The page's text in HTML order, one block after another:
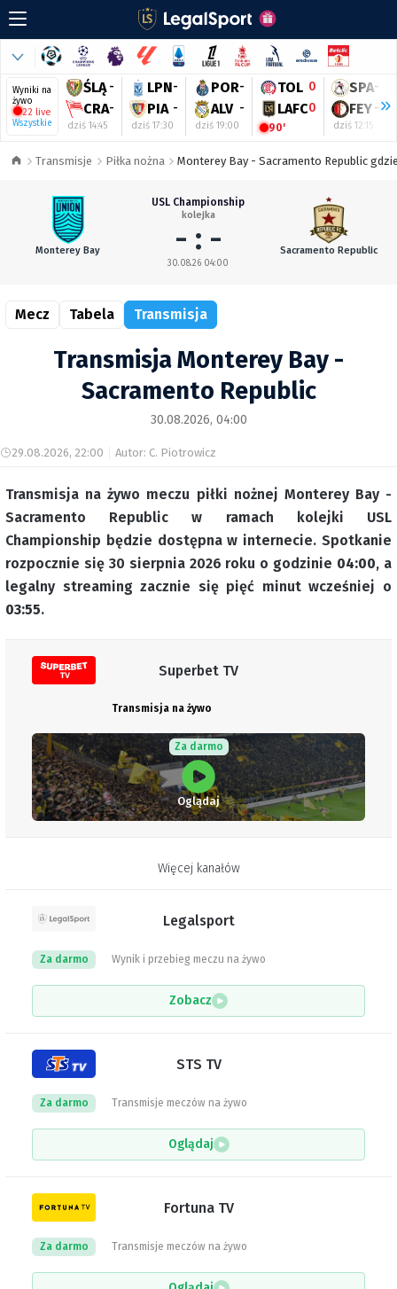
Wyniki na
żywo
22 live
Wszystkie
ŚLĄ -
CRA-
dziś 14:45
LPN-
PIA -
dziś 17:30
POR-
ALV -
dziś 19:00
TOL 0
LAFC0
90'
SPA-
FEY-
dziś 12:15
Transmisje Piłka nożna Monterey Bay - Sacramento Republic
Monterey Bay
USL Championship
kolejka
- : -
30.08.26 04:00
Sacramento Republic
Mecz Tabela Transmisja
Transmisja Monterey Bay -
Sacramento Republic
30.08.2026, 04:00
29.08.2026, 22:00 Autor: C. Piotrowicz
Transmisja na żywo meczu piłki nożnej Monterey Bay -
Sacramento Republic w ramach kolejki USL
Championship będzie dostępna w internecie. Spotkanie
rozpocznie się 30 sierpnia 2026 roku o godzinie 04:00, a
legalny streaming zacznie się pięć minut wcześniej o
03:55.
Superbet TV
Transmisja na żywo
Za darmo
Oglądaj
Więcej kanałów
Legalsport
Wynik i przebieg meczu na żywo
Za darmo
Zobacz
STS TV
Transmisje meczów na żywo
Za darmo
Oglądaj
Fortuna TV
Transmisje meczów na żywo
Za darmo